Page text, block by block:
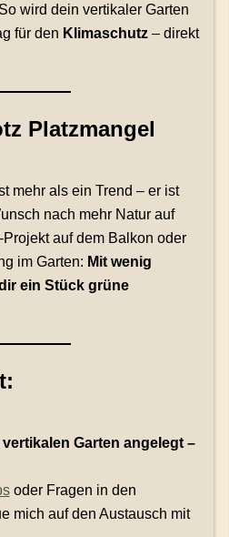
wird dein vertikaler Garten
für den Klimaschutz– direkt
Platzmangel
mehr als ein Trend – er ist
nach mehr Natur auf
auf dem Balkon oder
im Garten: Mit wenig
ein Stück grüne
Garten angelegt –
oder Fragen in den
mich auf den Austausch mit